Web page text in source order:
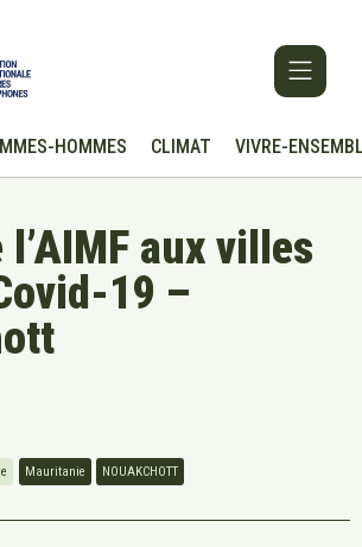
HOMMES CLIMAT VIVRE-
aux villes
19 –
Mauritanie NOUAKCHOTT